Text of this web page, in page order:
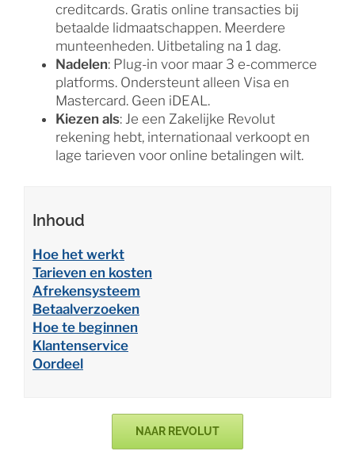
creditcards. Gratis online transacties bij
betaalde lidmaatschappen. Meerdere
munteenheden. Uitbetaling na 1 dag.
Nadelen: Plug-in voor maar 3 e-commerce
platforms. Ondersteunt alleen Visa en
Mastercard. Geen iDEAL.
Kiezen als: Je een Zakelijke Revolut
rekening hebt, internationaal verkoopt en
lage tarieven voor online betalingen wilt.
Inhoud
Hoe het werkt
Tarieven en kosten
Afrekensysteem
Betaalverzoeken
Hoe te beginnen
Klantenservice
Oordeel
NAAR REVOLUT